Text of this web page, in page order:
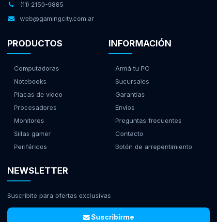
(11) 2150-9885
web@gamingcity.com.ar
PRODUCTOS
Computadoras
Notebooks
Placas de video
Procesadores
Monitores
Sillas gamer
Periféricos
INFORMACIÓN
Armá tu PC
Sucursales
Garantías
Envíos
Preguntas frecuentes
Contacto
Botón de arrepentimiento
NEWSLETTER
Suscribite para ofertas exclusivas
Suscribirme